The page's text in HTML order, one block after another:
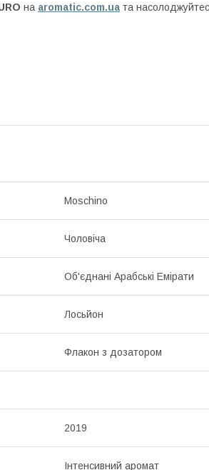
на aromatic.com.ua та
Moschino
Чоловіча
Об'єднані Арабські Емірати
Лосьйон
Флакон з дозатором
2019
Інтенсивний аромат